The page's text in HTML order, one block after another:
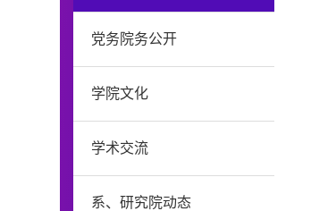
党务院务公开
学院文化
学术交流
系、研究院动态